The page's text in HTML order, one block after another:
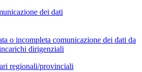
dei dati
o incompleta comunicazione dei dati da
dirigenziali
regionali/provinciali